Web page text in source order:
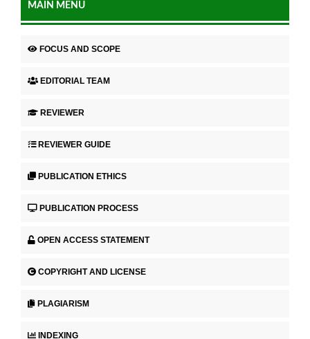
MAIN MENU
FOCUS AND SCOPE
EDITORIAL TEAM
REVIEWER
REVIEWER GUIDE
PUBLICATION ETHICS
PUBLICATION PROCESS
OPEN ACCESS STATEMENT
COPYRIGHT AND LICENSE
PLAGIARISM
INDEXING